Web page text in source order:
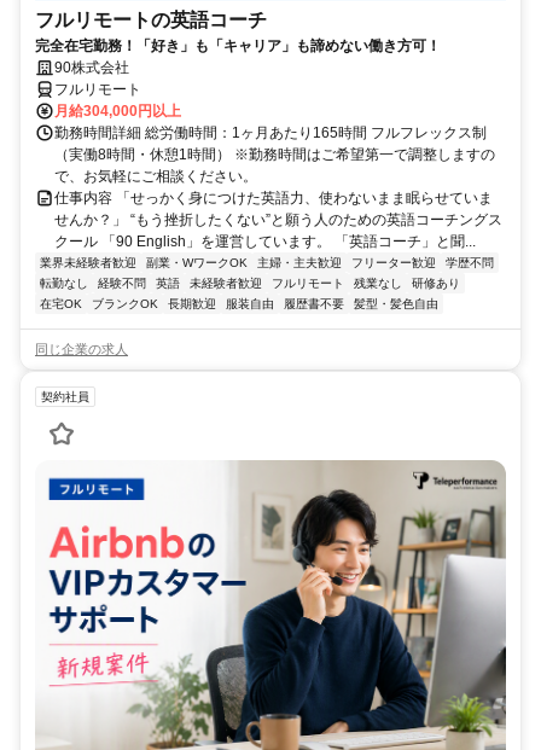
フルリモートの英語コーチ
完全在宅勤務！「好き」も「キャリア」も諦めない働き方可！
90株式会社
フルリモート
月給304,000円以上
勤務時間詳細 総労働時間：1ヶ月あたり165時間 フルフレックス制
（実働8時間・休憩1時間） ※勤務時間はご希望第一で調整しますの
で、お気軽にご相談ください。
仕事内容 「せっかく身につけた英語力、使わないまま眠らせていま
せんか？」 “もう挫折したくない”と願う人のための英語コーチングス
クール 「90 English」を運営しています。 「英語コーチ」と聞...
業界未経験者歓迎 副業・WワークOK 主婦・主夫歓迎 フリーター歓迎
学歴不問
転勤なし
経験不問 英語 未経験者歓迎 フルリモート 残業なし
研修あり
在宅OK
ブランクOK 長期歓迎 服装自由 履歴書不要 髪型・髪色自由
同じ企業の求人
契約社員